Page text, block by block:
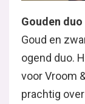
Gouden duo
Goud en
ogend duo.
voor Vroom
prachtig